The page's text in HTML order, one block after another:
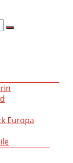
Europa